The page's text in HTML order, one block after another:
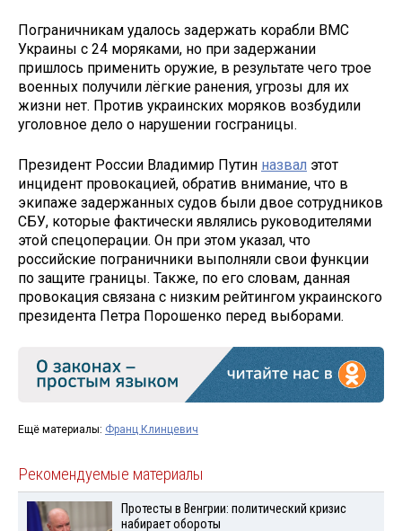
Пограничникам удалось задержать корабли ВМС
Украины с 24 моряками, но при задержании
пришлось применить оружие, в результате чего трое
военных получили лёгкие ранения, угрозы для их
жизни нет. Против украинских моряков возбудили
уголовное дело о нарушении госграницы.
Президент России Владимир Путин назвал этот
инцидент провокацией, обратив внимание, что в
экипаже задержанных судов были двое сотрудников
СБУ, которые фактически являлись руководителями
этой спецоперации. Он при этом указал, что
российские пограничники выполняли свои функции
по защите границы. Также, по его словам, данная
провокация связана с низким рейтингом украинского
президента Петра Порошенко перед выборами.
Ещё материалы: Франц Клинцевич
Рекомендуемые материалы
Протесты в Венгрии: политический кризис
набирает обороты